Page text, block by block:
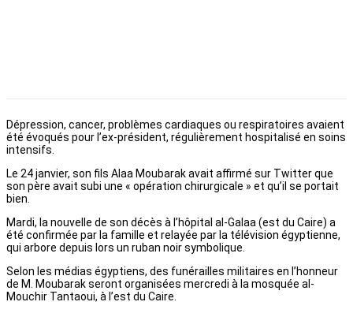
Dépression, cancer, problèmes cardiaques ou respiratoires avaient
été évoqués pour l’ex-président, régulièrement hospitalisé en soins
intensifs.
Le 24 janvier, son fils Alaa Moubarak avait affirmé sur Twitter que
son père avait subi une « opération chirurgicale » et qu’il se portait
bien.
Mardi, la nouvelle de son décès à l’hôpital al-Galaa (est du Caire) a
été confirmée par la famille et relayée par la télévision égyptienne,
qui arbore depuis lors un ruban noir symbolique.
Selon les médias égyptiens, des funérailles militaires en l’honneur
de M. Moubarak seront organisées mercredi à la mosquée al-
Mouchir Tantaoui, à l’est du Caire.